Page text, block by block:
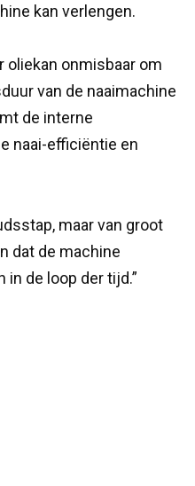
kan verlengen.
oliekan onmisbaar om
van de naaimachine
de interne
naai-efficiëntie en
maar van groot
dat de machine
de loop der tijd.”